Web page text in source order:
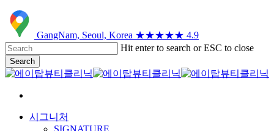
GangNam, Seoul, Korea ★★★★★ 4.9
Skip
to
main
content
Hit enter to search or ESC to close
Search
Close
search
Menu
시그니처
SIGNATURE